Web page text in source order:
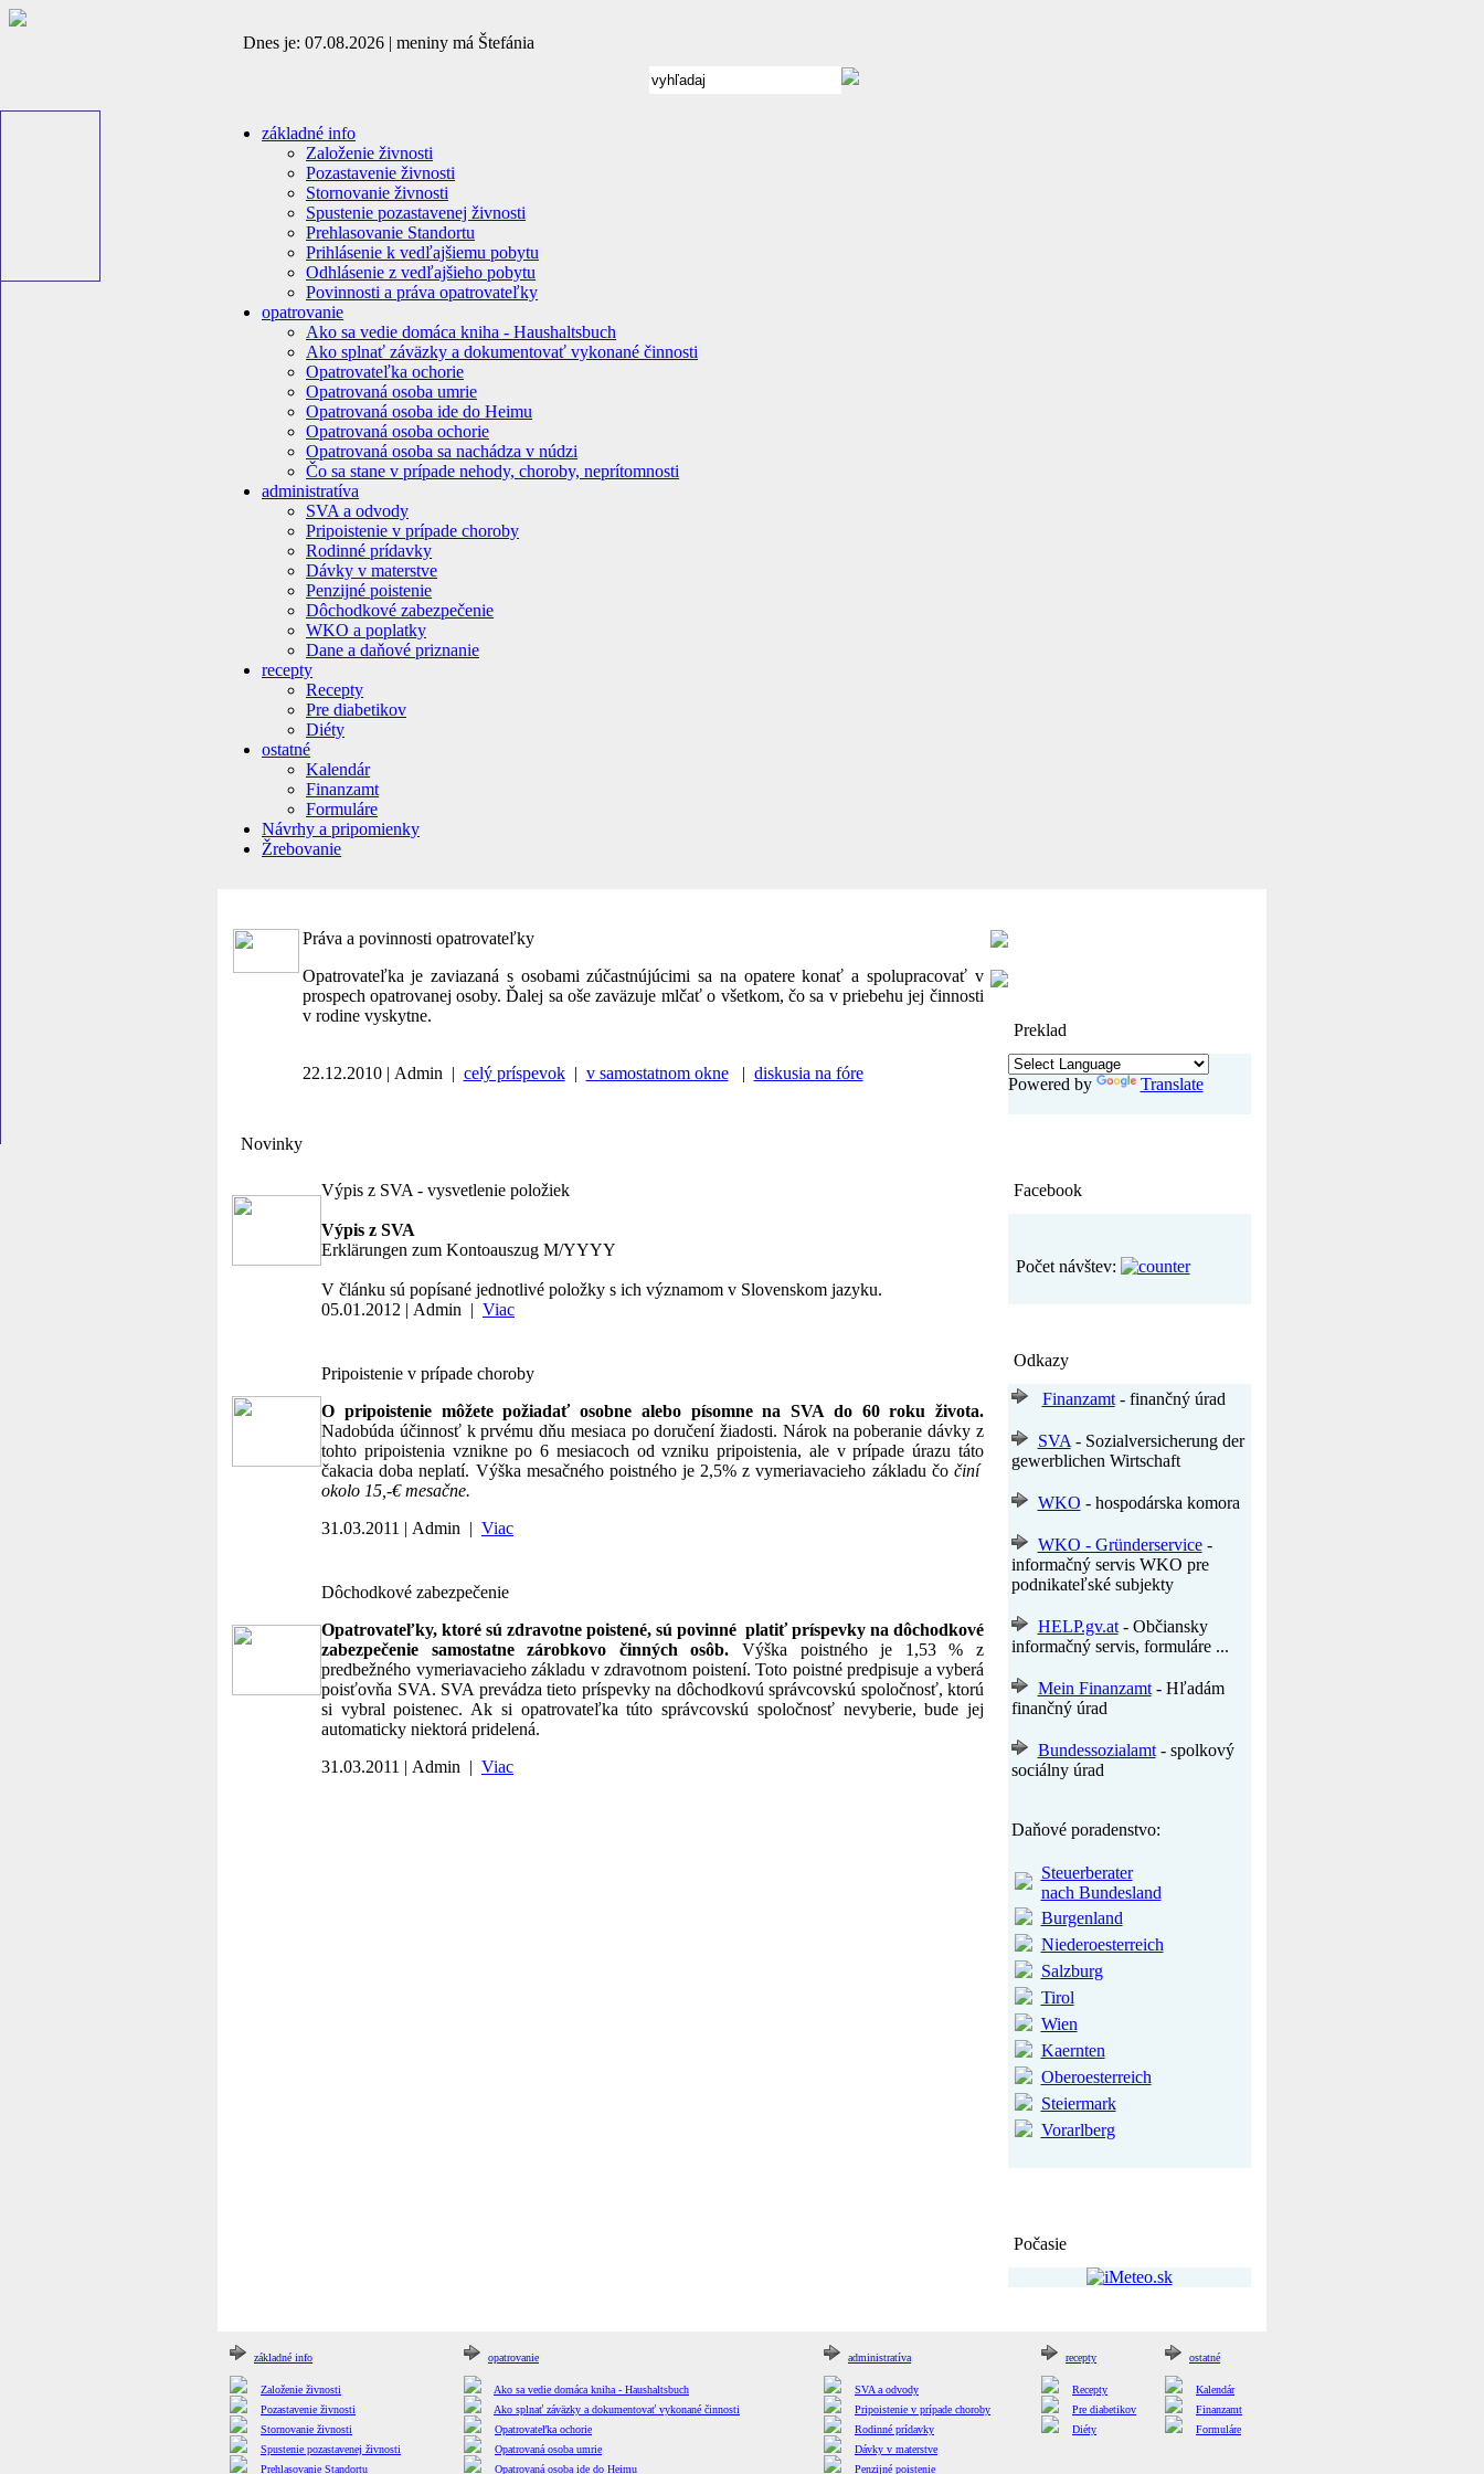
Dnes je: 07.08.2026 | meniny má Štefánia
základné info
Založenie živnosti
Pozastavenie živnosti
Stornovanie živnosti
Spustenie pozastavenej živnosti
Prehlasovanie Standortu
Prihlásenie k vedľajšiemu pobytu
Odhlásenie z vedľajšieho pobytu
Povinnosti a práva opatrovateľky
opatrovanie
Ako sa vedie domáca kniha - Haushaltsbuch
Ako splnať záväzky a dokumentovať vykonané činnosti
Opatrovateľka ochorie
Opatrovaná osoba umrie
Opatrovaná osoba ide do Heimu
Opatrovaná osoba ochorie
Opatrovaná osoba sa nachádza v núdzi
Čo sa stane v prípade nehody, choroby, neprítomnosti
administratíva
SVA a odvody
Pripoistenie v prípade choroby
Rodinné prídavky
Dávky v materstve
Penzijné poistenie
Dôchodkové zabezpečenie
WKO a poplatky
Dane a daňové priznanie
recepty
Recepty
Pre diabetikov
Diéty
ostatné
Kalendár
Finanzamt
Formuláre
Návrhy a pripomienky
Žrebovanie
Práva a povinnosti opatrovateľky
Opatrovateľka je zaviazaná s osobami zúčastnújúcimi sa na opatere konať a spolupracovať v
prospech opatrovanej osoby. Ďalej sa oše zaväzuje mlčať o všetkom, čo sa v priebehu jej činnosti
v rodine vyskytne.
22.12.2010 | Admin | celý príspevok| v samostatnom okne| diskusia na fóre
Novinky
Výpis z SVA - vysvetlenie položiek
Výpis z SVA
Erklärungen zum Kontoauszug M/YYYY
V článku sú popísané jednotlivé položky s ich významom v Slovenskom jazyku.
05.01.2012 | Admin | Viac
Pripoistenie v prípade choroby
O pripoistenie môžete požiadať osobne alebo písomne na SVA do 60 roku života.
Nadobúda účinnosť k prvému dňu mesiaca po doručení žiadosti. Nárok na poberanie dávky z
tohto pripoistenia vznikne po 6 mesiacoch od vzniku pripoistenia, ale v prípade úrazu táto
čakacia doba neplatí. Výška mesačného poistného je 2,5% z vymeriavacieho základu čo činí
okolo 15,-€ mesačne.
31.03.2011 | Admin | Viac
Dôchodkové zabezpečenie
Opatrovateľky, ktoré sú zdravotne poistené, sú povinné platiť príspevky na dôchodkové
zabezpečenie samostatne zárobkovo činných osôb. Výška poistného je 1,53 % z
predbežného vymeriavacieho základu v zdravotnom poistení. Toto poistné predpisuje a vyberá
poisťovňa SVA. SVA prevádza tieto príspevky na dôchodkovú správcovskú spoločnosť, ktorú
si vybral poistenec. Ak si opatrovateľka túto správcovskú spoločnosť nevyberie, bude jej
automaticky niektorá pridelená.
31.03.2011 | Admin | Viac
Preklad
Powered by Translate
Facebook
Počet návštev:
Odkazy
Finanzamt - finančný úrad
SVA - Sozialversicherung der
gewerblichen Wirtschaft
WKO - hospodárska komora
WKO - Gründerservice -
informačný servis WKO pre
podnikateľské subjekty
HELP.gv.at - Občiansky
informačný servis, formuláre ...
Mein Finanzamt - Hľadám
finančný úrad
Bundessozialamt - spolkový
sociálny úrad
Daňové poradenstvo:
Steuerberater
nach Bundesland
Burgenland
Niederoesterreich
Salzburg
Tirol
Wien
Kaernten
Oberoesterreich
Steiermark
Vorarlberg
Počasie
základné info opatrovanie administratíva recepty ostatné
Založenie živnosti Ako sa vedie domáca kniha - Haushaltsbuch SVA a odvody Recepty
Kalendár
Pozastavenie živnosti
Ako splnať záväzky a dokumentovať vykonané činnosti Pripoistenie v prípade choroby Pre diabetikov
Finanzamt
Stornovanie živnosti
Opatrovateľka ochorie Rodinné prídavky Diéty
Formuláre
Spustenie pozastavenej živnosti
Opatrovaná osoba umrie
Dávky v materstve
Prehlasovanie Standortu
Opatrovaná osoba ide do Heimu Penzijné poistenie